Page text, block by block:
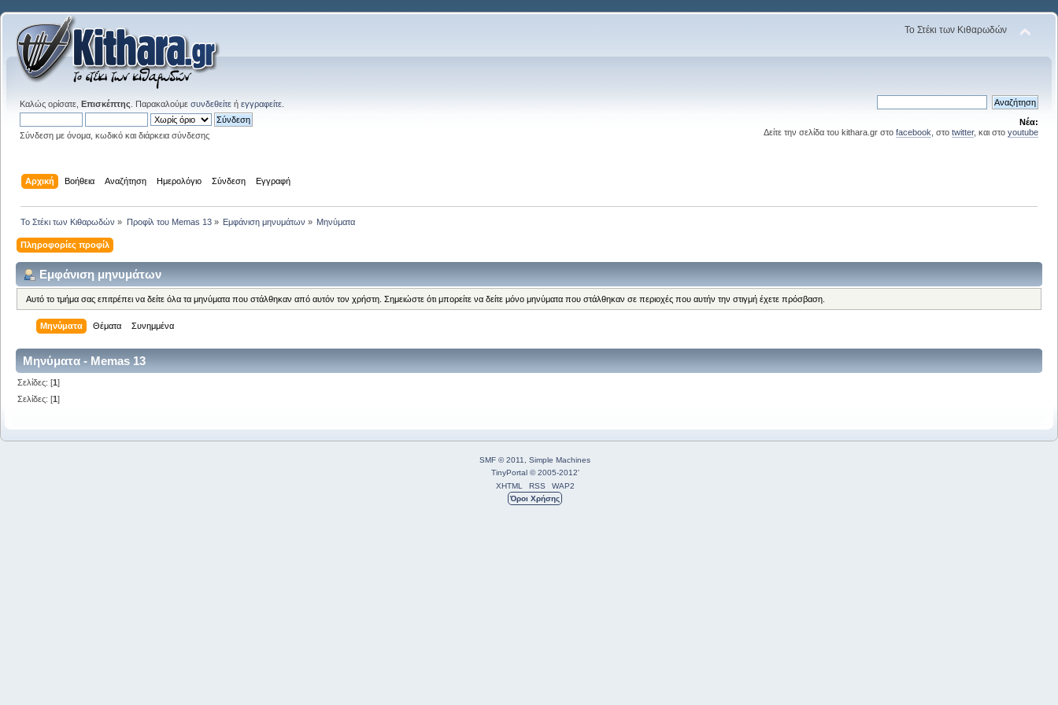
Το Στέκι των Κιθαρωδών
Καλώς ορίσατε, Επισκέπτης . Παρακαλούμε συνδεθείτε ή εγγραφείτε
Σύνδεση με όνομα, κωδικό και διάρκεια σύνδεσης
Νέα:
Δείτε την σελίδα του kithara.gr στο facebook , στο twitter, και στο youtube
Αρχική Βοήθεια Αναζήτηση Ημερολόγιο Σύνδεση Εγγραφή
Το Στέκι των Κιθαρωδών » Προφίλ του Memas 13» Εμφάνιση μηνυμάτων » Μηνύματα
Πληροφορίες προφίλ
Εμφάνιση μηνυμάτων
Αυτό το τμήμα σας επιτρέπει να δείτε όλα τα μηνύματα που στάλθηκαν από αυτόν τον χρήστη. Σημειώστε ότι μπορείτε να δείτε μόνο μηνύματα που στάλθηκαν σε περιοχές που αυτήν την στιγμή έχετε πρόσβαση.
Μηνύματα Θέματα Συνημμένα
Μηνύματα - Memas 13
Σελίδες: [1]
Σελίδες: [1]
SMF © 2011, Simple Machines
TinyPortal © 2005-2012'
XHTML
RSS
WAP2
Όροι Χρήσης